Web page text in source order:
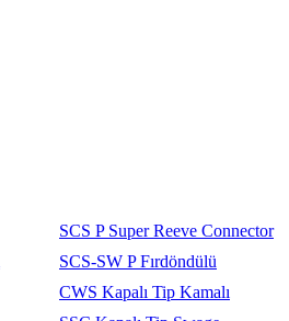
SCS P Super Reeve Connector
SCS-SW P Fırdöndülü
CWS Kapalı Tip Kamalı